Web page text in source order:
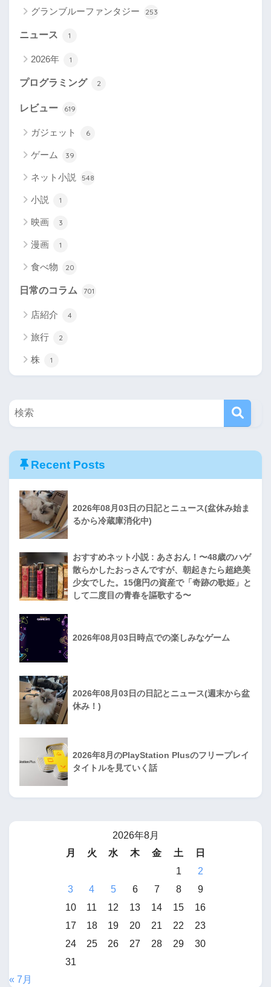
グランブルーファンタジー 253
ニュース 1
2026年 1
プログラミング 2
レビュー 619
ガジェット 6
ゲーム 39
ネット小説 548
小説 1
映画 3
漫画 1
食べ物 20
日常のコラム 701
店紹介 4
旅行 2
株 1
Recent Posts
2026年08月03日の日記とニュース(盆休み始ま
るから冷蔵庫消化中)
おすすめネット小説 : あさおん！〜48歳のハゲ
散らかしたおっさんですが、朝起きたら超絶美
少女でした。15億円の資産で「奇跡の歌姫」と
して二度目の青春を謳歌する〜
2026年08月03日時点での楽しみなゲーム
2026年08月03日の日記とニュース(週末から盆
休み！)
2026年8月のPlayStation Plusのフリープレイ
タイトルを見ていく話
2026年8月
月
火 水 木 金 土
日
1
2
3
4 5 6 7 8
9
10
11 12 13 14 15
16
17
18 19 20 21 22
23
24
25 26 27 28 29
30
31
« 7月